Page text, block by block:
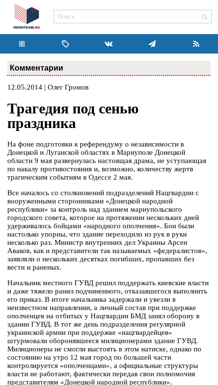
Комментарии
12.05.2014 | Олег Громов
Трагедия под сенью
праздника
На фоне подготовки к референдуму о независимости в
Донецкой и Луганской областях в Мариуполе Донецкой
области 9 мая развернулась настоящая драма, не уступающая
по накалу противостояния и, возможно, количеству жертв
трагическим событиям в Одессе 2 мая.
Все началось со столкновений подразделений Нацгвардии с
вооруженными сторонниками «Донецкой народной
республики» за контроль над зданием мариупольского
городского совета, которое на протяжении нескольких дней
удерживалось бойцами «народного ополчения». Бои были
настолько упорны, что здание переходило из рук в руки
несколько раз. Министр внутренних дел Украины Арсен
Аваков, как и представители так называемых «федералистов»,
заявляли о нескольких десятках погибших, пропавших без
вести и раненых.
Начальник местного ГУВД решил поддержать киевские власти
и даже тяжело ранил подчиненного, отказавшегося выполнить
его приказ. В итоге начальника задержали и увезли в
неизвестном направлении, а личный состав при поддержке
ополченцев на отбитых у Нацгвардии БМД занял оборону в
здании ГУВД. В тот же день подразделения регулярной
украинской армии при поддержке «нацгвардейцев»
штурмовали оборонявшееся милиционерами здание ГУВД.
Милиционеры не смогли выстоять в этом натиске, однако по
состоянию на утро 12 мая город по большей части
контролируется «ополченцами», а официальные структуры
власти не работают, фактически передав свои полномочия
представителям «Донецкой народной республики».